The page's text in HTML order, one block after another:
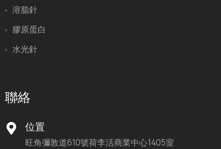
溶脂針
膠原蛋白
水光針
聯絡
位置
旺角彌敦道610號荷李活商業中心1405室